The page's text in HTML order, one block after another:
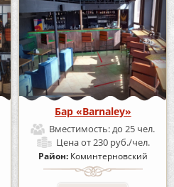
Бар «Barnaley»
Вместимость:до 25 чел.
Ценаот 230 руб./чел.
Район: Коминтерновский